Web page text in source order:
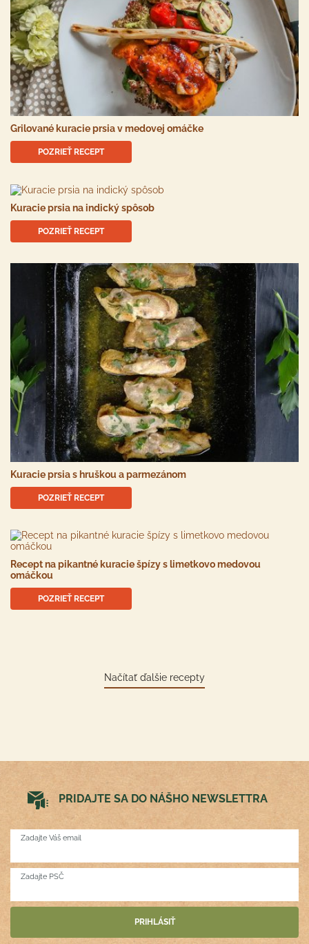
Grilované kuracie prsia v medovej omáčke
POZRIEŤ RECEPT
Kuracie prsia na indický spôsob
POZRIEŤ RECEPT
Kuracie prsia s hruškou a parmezánom
POZRIEŤ RECEPT
Recept na pikantné kuracie špízy s limetkovo medovou
omáčkou
POZRIEŤ RECEPT
Načítať ďalšie recepty
PRIDAJTE SA DO NÁŠHO NEWSLETTRA
Zadajte Váš email
Zadajte PSČ